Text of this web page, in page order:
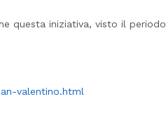
questa iniziativa, visto il periodo
valentino.html